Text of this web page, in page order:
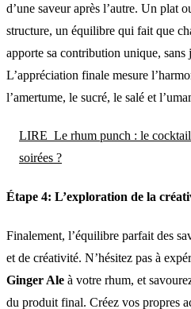
d’une saveur après l’autre. Un plat
structure, un équilibre qui fait que
apporte sa contribution unique, sans
L’appréciation finale mesure
l’amertume, le sucré, le salé et
LIRE Le rhum punch : le
soirées ?
Étape 4: L’exploration de la
Finalement, l’équilibre parfait des
et de créativité. N’hésitez pas à
Ginger Ale à votre rhum, et
du produit final. Créez vos propres